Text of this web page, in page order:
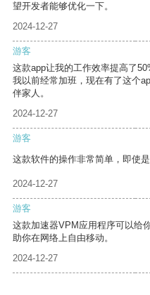
望开发者能够优化一下。
2024-12-27
游客
这款app让我的工作效率提高了
我以前经常加班，现在有了这个
伴家人。
2024-12-27
游客
这款软件的操作非常简单，即使
2024-12-27
游客
这款加速器VPM应用程序可以给
助你在网络上自由移动。
2024-12-27